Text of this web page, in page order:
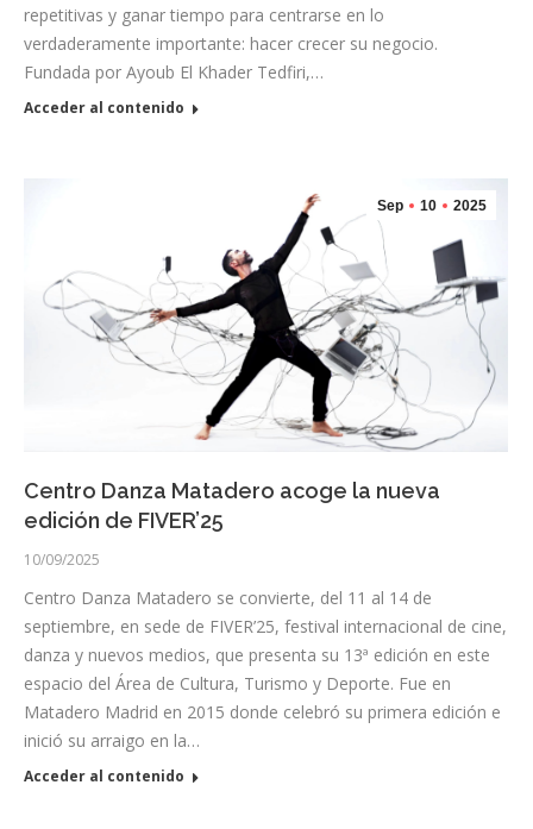
repetitivas y ganar tiempo para centrarse en lo
verdaderamente importante: hacer crecer su negocio.
Fundada por Ayoub El Khader Tedfiri,…
Acceder al contenido
Sep 10 2025
Centro Danza Matadero acoge la nueva
edición de FIVER’25
10/09/2025
Centro Danza Matadero se convierte, del 11 al 14 de
septiembre, en sede de FIVER’25, festival internacional de cine,
danza y nuevos medios, que presenta su 13ª edición en este
espacio del Área de Cultura, Turismo y Deporte. Fue en
Matadero Madrid en 2015 donde celebró su primera edición e
inició su arraigo en la…
Acceder al contenido